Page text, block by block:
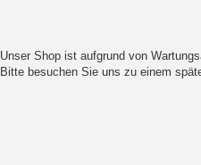
Unser Shop ist aufgrund von
Bitte besuchen Sie uns zu einem